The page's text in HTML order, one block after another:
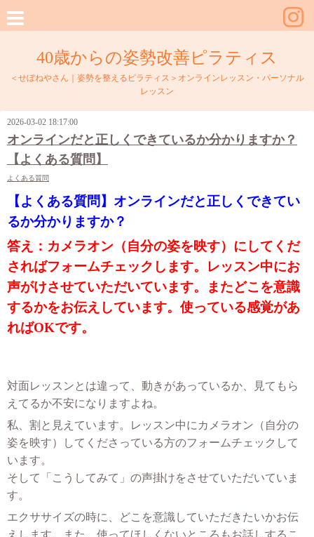
40歳からの姿勢改善ピラティス
＜せぼねやさん｜姿勢を整えるピラティス＞オンラインレッスン・パーソナル
レッスン
2026-03-02 18:17:00
オンラインだと正しくできているか分かりますか？
【よくある質問】
よくある質問
【よくある質問】オンラインだと正しくできてい
るか分かりますか？
答え：カメラオン（自分の姿を映す）にしてくだ
さればフォームチェックします。レッスン中にお
声がけさせていただいています。またどこを意識
するかをお伝えしています。使っている感覚があ
ればOKです。
対面レッスンとは違って、動きがあっているか、見てもら
えてるか不安になりますよね。
私、割と見えています。レッスン中にカメラオン（自分の
姿を映す）してくださっている方のフォームチェックして
います。
そして「こうしてみて」の声掛けをさせていただいていま
す。
エクササイズの時に、どこを意識していただきたいかお伝